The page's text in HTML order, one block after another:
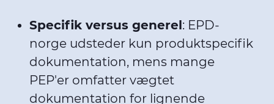
Specifik versus generel: EPD-
norge udsteder kun produktspecifik
dokumentation, mens mange
PEP'er omfatter vægtet
dokumentation for lignende